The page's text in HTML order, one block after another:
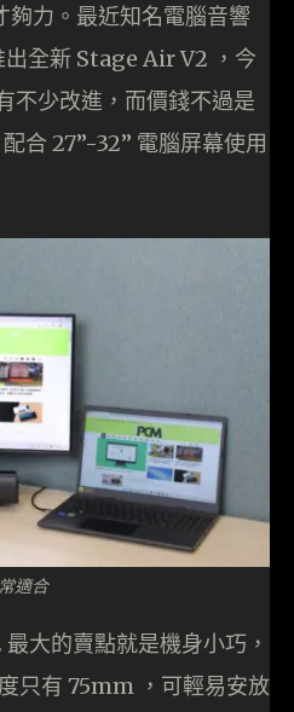
夠力。最近知名電腦音響
全新 Stage Air V2 ，今
不少改進，而價錢不過是
合 27”-32” 電腦屏幕使用
適合
大的賣點就是機身小巧，
只有 75mm ，可輕易安放